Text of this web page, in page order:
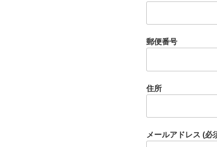
郵便番号
住所
メールアドレス (必